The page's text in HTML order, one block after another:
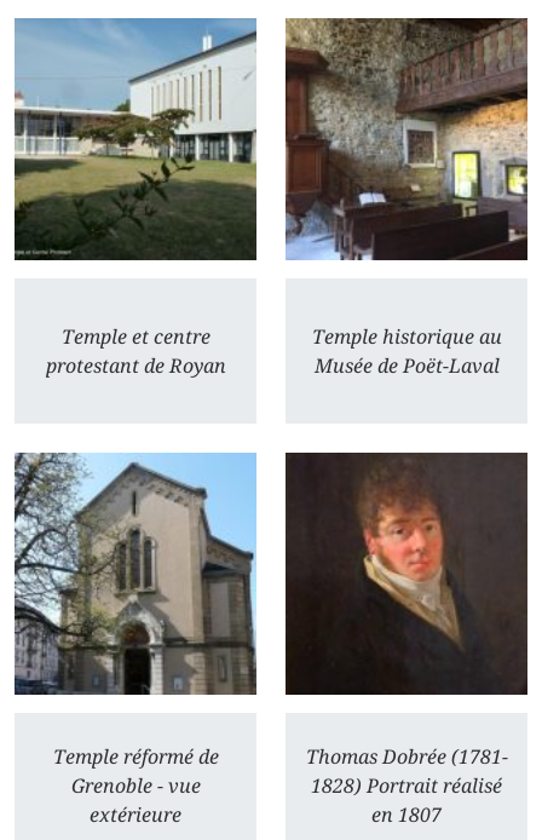
Temple et centre
protestant de Royan
Temple historique au
Musée de Poët-Laval
Temple réformé de
Grenoble - vue
extérieure
Thomas Dobrée (1781-
1828) Portrait réalisé
en 1807